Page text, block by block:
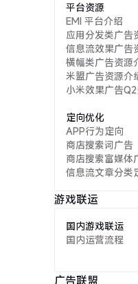
平台资源
EMI 平台介绍
应用分发类广告
信息流效果广告
横幅类广告资源
米盟广告资源介
小米效果广告
定向优化
APP行为定向
商店搜索词广告
商店搜索富媒体
信息流文章分类
游戏联运
国内游戏联运
国内运营流程
广告联盟